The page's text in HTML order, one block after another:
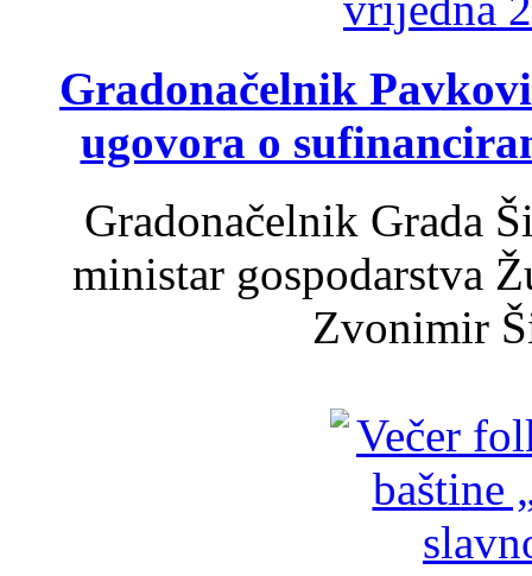
Gradonačelnik
ugovora o
Gradonačelnik Grada
ministar gospodarstva
Zvonimir